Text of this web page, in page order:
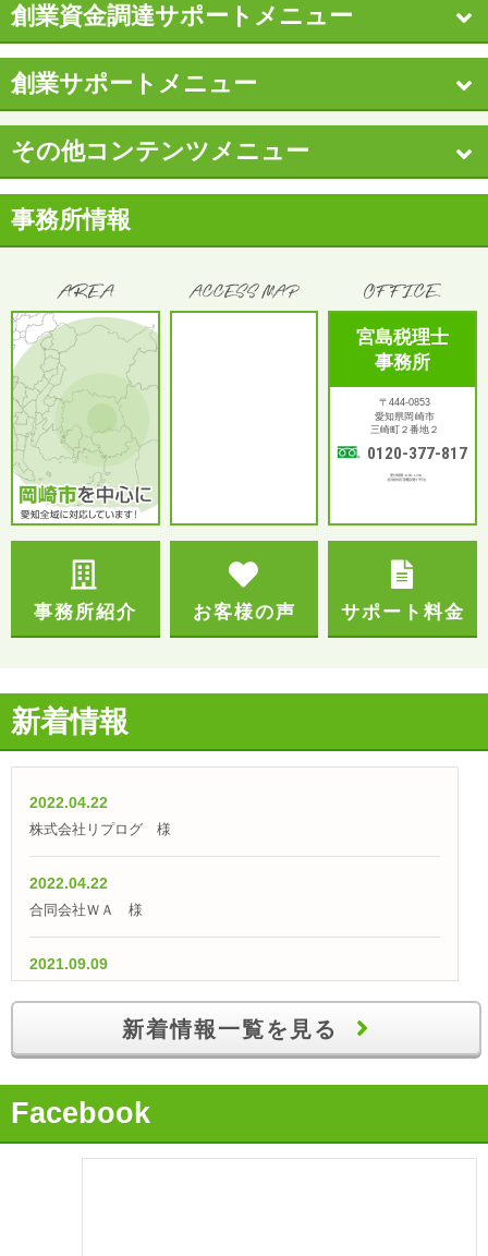
創業資金調達サポートメニュー
創業サポートメニュー
その他コンテンツメニュー
事務所情報
事務所紹介 お客様の声
宮島税理士
事務所
〒444-0853
愛知県岡崎市
三崎町２番地２
0120-377-817
受付時間：9:00～17:00
土日祝対応可(電話受付 平日)
サポート料金
新着情報
2022.04.22
株式会社リプログ 様
2022.04.22
合同会社ＷＡ 様
2021.09.09
2021.06.09
【融資実績】「事業実績が評価され、無事に運転資金を獲
新着情報一覧を見る
Facebook